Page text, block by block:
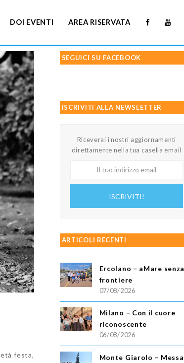
DOI EVENTI AREA RISERVATA
festa,
SEGUICI SU FACEBOOK
ISCRIVITI ALLA NEWSLETTER
Riceverai i nostri aggiornamenti
direttamente nella tua casella email
ISCRIVITI!
ARTICOLI RECENTI
Ercolano – aMare senza
frontiere
07/08/2026
Milano – Con il cuore
riconoscente
06/08/2026
Monte Giarolo – Messa